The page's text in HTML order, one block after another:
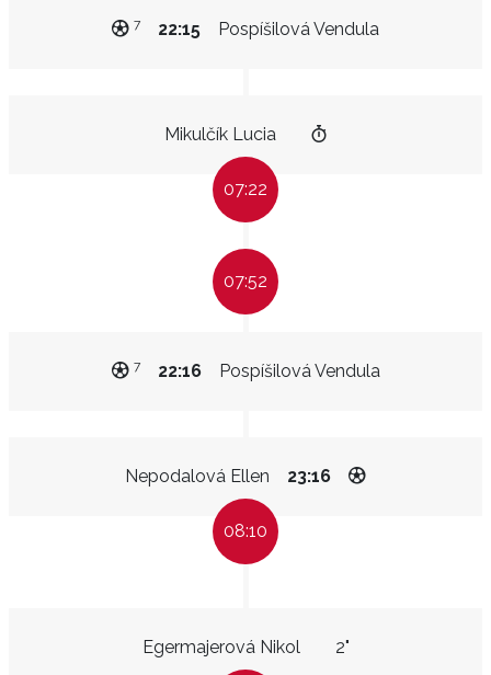
Pospíšilová Vendula
22:15
7
Mikulčík Lucia
07:22
07:52
Pospíšilová Vendula
22:16
7
Nepodalová Ellen 23:16
08:10
Egermajerová Nikol 2"